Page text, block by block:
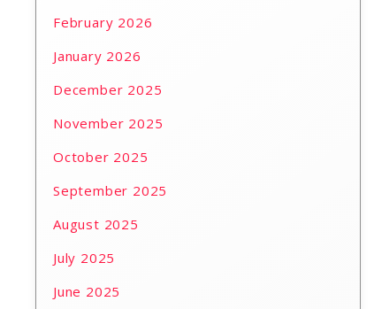
February 2026
January 2026
December 2025
November 2025
October 2025
September 2025
August 2025
July 2025
June 2025